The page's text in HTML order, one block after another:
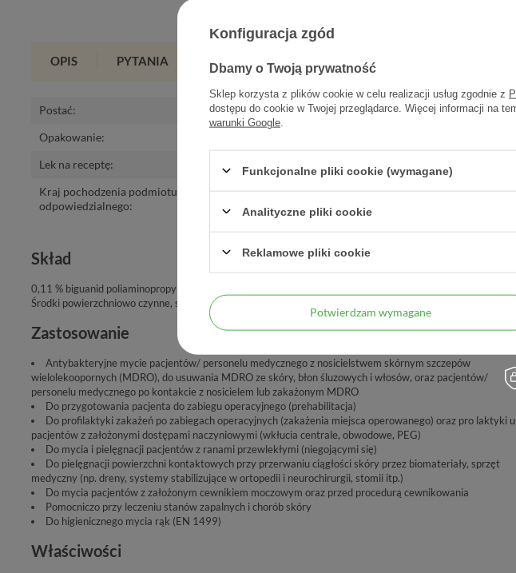
OPIS PYTANIA OPINIE
Postać: emul.do kąp.,emulsja
Opakowanie:
Lek na receptę:
Kraj pochodzenia podmiotu
odpowiedzialnego:
Skład
0,11 % biguanid poliaminopropylu (Poliheksanidyna).
Środki powierzchniowo czynne, substancje pomocnicze
Zastosowanie
Antybakteryjne mycie pacjentów/ personelu medycznego z nosicielstwem skórnym szczepów
wielolekoopornych (MDRO), do usuwania MDRO ze skóry, błon śluzowych i włosów, oraz pacjentów/
personelu medycznego po kontakcie z nosicielem lub zakażonym MDRO
Do przygotowania pacjenta do zabiegu operacyjnego (prehabilitacja)
Do profilaktyki zakażeń po zabiegach operacyjnych (zakażenia miejsca operowanego) oraz pro laktyki u
pacjentów z założonymi dostępami naczyniowymi (wkłucia centrale, obwodowe, PEG)
Do mycia i pielęgnacji pacjentów z ranami przewlekłymi (niegojącymi się)
Do pielęgnacji powierzchni kontaktowych przy przerwaniu ciągłości skóry przez biomateriały, sprzęt
medyczny (np. dreny, systemy stabilizujące w ortopedii i neurochirurgii, stomii itp.)
Do mycia pacjentów z założonym cewnikiem moczowym oraz przed procedurą cewnikowania
Pomocniczo przy leczeniu stanów zapalnych i chorób skóry
Do higienicznego mycia rąk (EN 1499)
Właściwości
Konfiguracja zgód
Dbamy o Twoją prywatność
Sklep korzysta z plików cookie w celu realizacji usług zgodnie z
dostępu do cookie w Twojej przeglądarce. Więcej informacji na
warunki Google
Funkcjonalne pliki cookie (wymagane)
Analityczne pliki cookie
Reklamowe pliki cookie
Potwierdzam wymagane